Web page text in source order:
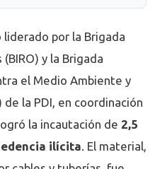
por la Brigada
y la Brigada
el Medio Ambiente y
la PDI, en coordinación
la incautación de 2,5
ilícita. El material,